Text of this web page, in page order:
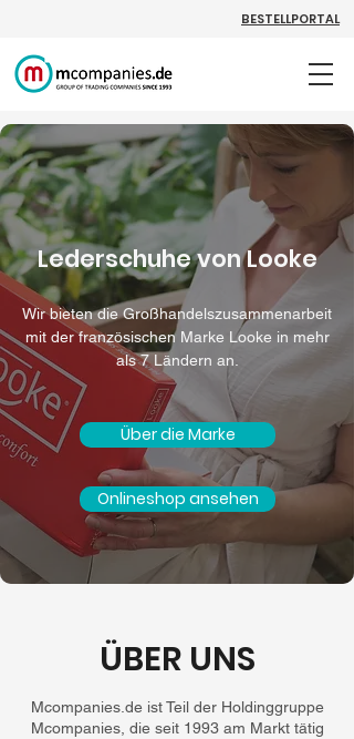
BESTELLPORTAL
Lederschuhe von Looke
Wir bieten die Großhandelszusammenarbeit
mit der französischen Marke Looke in mehr
als 7 Ländern an.
Über die Marke
Onlineshop ansehen
ÜBER UNS
Mcompanies.de ist Teil der Holdinggruppe
Mcompanies, die seit 1993 am Markt tätig